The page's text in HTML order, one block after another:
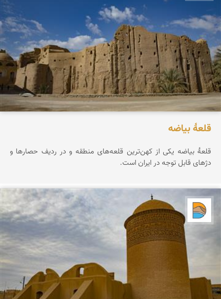
قلعۀ بیاضه
قلعۀ بیاضه یکی از کهن‌ترین قلعه‌های منطقه و در ردیف حصارها و
دژهای قابل توجه در ایران است.
دریاچه کویر